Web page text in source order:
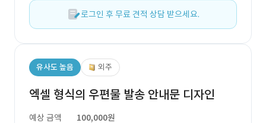
로그인 후 무료 견적 상담 받으세요.
유사도 높음 외주
엑셀 형식의 우편물 발송 안내문 디자인
예상 금액
100,000원